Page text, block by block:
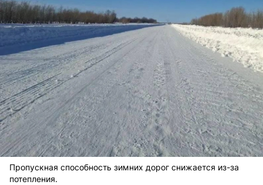
Пропускная способность зимних дорог снижается из-за
потепления.